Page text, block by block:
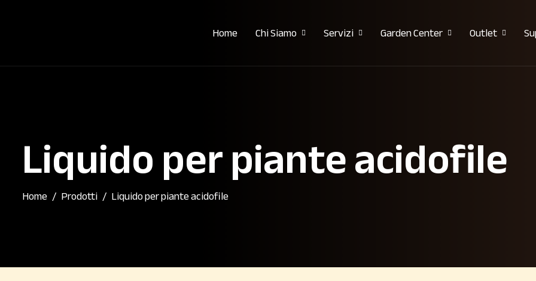
Home Chi Siamo Servizi Garden Center Outlet
Liquido per piante acidofile
Home Prodotti Liquido per piante acidofile